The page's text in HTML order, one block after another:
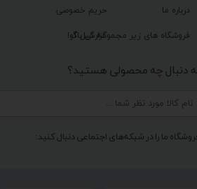
حریم خصوصی
گزارش باگ
درباره ما
فروشگاه های زیر مجموعه گیل آوا
دنبال چه محصولی هستید؟
ما را در شبکه‌های اجتماعی دنبال کنید: